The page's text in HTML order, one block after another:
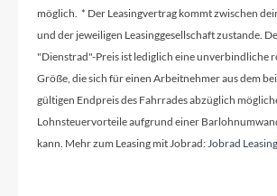
Schaltwerk
Shimano RD-M360, 8-
Rahmenmaterial
möglich. * Der Leasingvertrag kommt zwischen
und der jeweiligen Leasinggesellschaft zustande.
"Dienstrad"-Preis ist lediglich eine unverbindliche
Größe, die sich für einen Arbeitnehmer aus dem
gültigen Endpreis des Fahrrades abzüglich
Lohnsteuervorteile aufgrund einer
kann. Mehr zum Leasing mit Jobrad:Jobrad Leasing